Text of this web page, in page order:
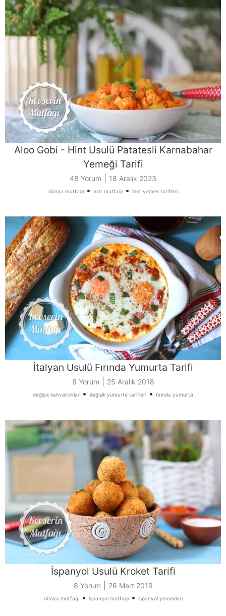
Aloo Gobi - Hint Usulü Patatesli Karnabahar
Yemeği Tarifi
48 Yorum 18 Aralık 2023
dünya mutfağı • hint mutfağı • hint yemek tarifleri
İtalyan Usulü Fırında Yumurta Tarifi
8 Yorum 25 Aralık 2018
değişik kahvaltılıklar • değişik yumurta tarifleri • fırında yumurta
İspanyol Usulü Kroket Tarifi
8 Yorum 26 Mart 2019
dünya mutfağı• ispanyol mutfağı• ispanyol yemekleri